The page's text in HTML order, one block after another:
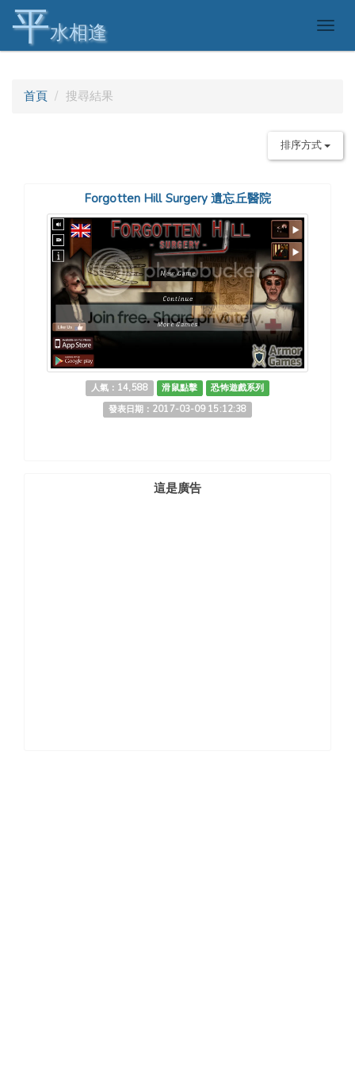
平水相逢
首頁 搜尋結果
排序方式
Forgotten Hill Surgery 遺忘丘醫院
人氣：14,588 滑鼠點擊
恐怖遊戲系列
發表日期：2017-03-09 15:12:38
這是廣告